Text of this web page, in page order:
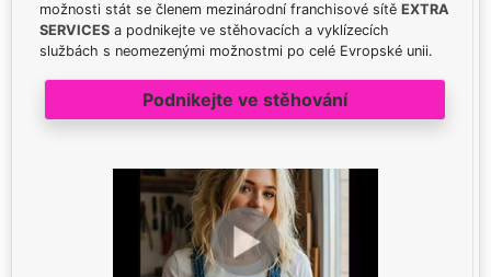
možnosti stát se členem mezinárodní franchisové sítě EXTRA
SERVICES a podnikejte ve stěhovacích a vyklízecích
službách s neomezenými možnostmi po celé Evropské unii.
Podnikejte ve stěhování